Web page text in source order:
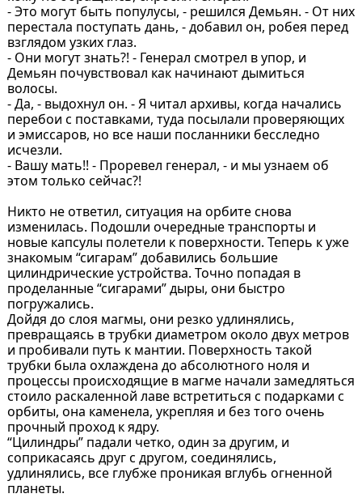
- Это могут быть популусы, - решился Демьян. - От них
перестала поступать дань, - добавил он, робея перед
взглядом узких глаз.
- Они могут знать?! - Генерал смотрел в упор, и
Демьян почувствовал как начинают дымиться
волосы.
- Да, - выдохнул он. - Я читал архивы, когда начались
перебои с поставками, туда посылали проверяющих
и эмиссаров, но все наши посланники бесследно
исчезли.
- Вашу мать!! - Проревел генерал, - и мы узнаем об
этом только сейчас?!
Никто не ответил, ситуация на орбите снова
изменилась. Подошли очередные транспорты и
новые капсулы полетели к поверхности. Теперь к уже
знакомым “сигарам” добавились большие
цилиндрические устройства. Точно попадая в
проделанные “сигарами” дыры, они быстро
погружались.
Дойдя до слоя магмы, они резко удлинялись,
превращаясь в трубки диаметром около двух метров
и пробивали путь к мантии. Поверхность такой
трубки была охлаждена до абсолютного ноля и
процессы происходящие в магме начали замедляться
стоило раскаленной лаве встретиться с подарками с
орбиты, она каменела, укрепляя и без того очень
прочный проход к ядру.
“Цилиндры” падали четко, один за другим, и
соприкасаясь друг с другом, соединялись,
удлинялись, все глубже проникая вглубь огненной
планеты.